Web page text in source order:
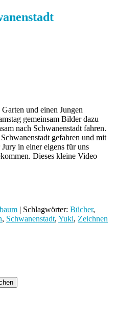
und einen Jungen
gemeinsam Bilder dazu
nach Schwanenstadt fahren.
gefahren und mit
in einer eigens für uns
Dieses kleine Video
| Schlagwörter: Bücher,
, Schwanenstadt, Yuki, Zeichnen